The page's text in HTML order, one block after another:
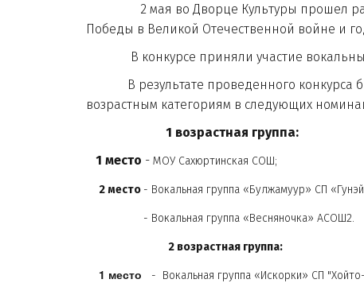
2 мая во Дворце Культуры прошел
Победы в Великой Отечественной войне и
В конкурсе приняли участие вокальные
В результате проведенного конкурса
возрастным категориям в следующих
1 возрастная группа:
1 место - МОУ Сахюртинская СОШ;
2 место - Вокальная группа «Булжамуур» СП
- Вокальная группа «Весняночка» АСОШ2.
2 возрастная группа:
1 место - Вокальная группа «Искорки» СП